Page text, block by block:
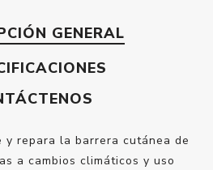
GENERAL
y repara la barrera cutánea de
a cambios climáticos y uso